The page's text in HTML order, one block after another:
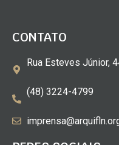
CONTATO
Rua Esteves Júnior,
(48) 3224-4799